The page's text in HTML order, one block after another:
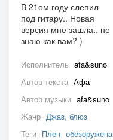
В 21ом году слепил
под гитару.. Новая
версия мне зашла.. не
знаю как вам? )
Исполнитель afa&suno
Автор текста Афа
Автор музыки afa&suno
Жанр Джаз, блюз
Теги Плен обезоружена